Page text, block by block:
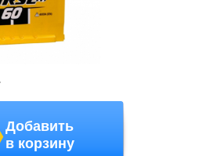
Добавить
в корзину